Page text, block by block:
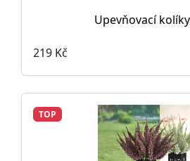
Upevňovací
219 Kč
TOP